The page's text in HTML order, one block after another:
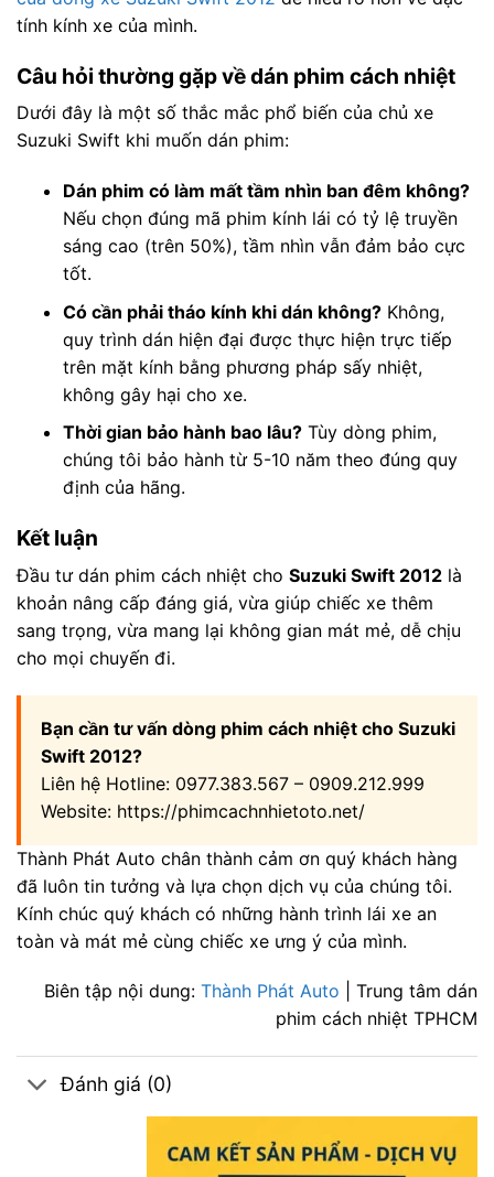
tính kính xe của mình.
Câu hỏi thường gặp về dán phim cách nhiệt
Dưới đây là một số thắc mắc phổ biến của chủ xe
Suzuki Swift khi muốn dán phim:
Dán phim có làm mất tầm nhìn ban đêm không?
Nếu chọn đúng mã phim kính lái có tỷ lệ truyền
sáng cao (trên 50%), tầm nhìn vẫn đảm bảo cực
tốt.
Có cần phải tháo kính khi dán không?Không,
quy trình dán hiện đại được thực hiện trực tiếp
trên mặt kính bằng phương pháp sấy nhiệt,
không gây hại cho xe.
Thời gian bảo hành bao lâu?Tùy dòng phim,
chúng tôi bảo hành từ 5-10 năm theo đúng quy
định của hãng.
Kết luận
Đầu tư dán phim cách nhiệt cho Suzuki Swift 2012 là
khoản nâng cấp đáng giá, vừa giúp chiếc xe thêm
sang trọng, vừa mang lại không gian mát mẻ, dễ chịu
cho mọi chuyến đi.
Bạn cần tư vấn dòng phim cách nhiệt cho Suzuki
Swift 2012?
Liên hệ Hotline: 0977.383.567 – 0909.212.999
Website: https://phimcachnhietoto.net/
Thành Phát Auto chân thành cảm ơn quý khách hàng
đã luôn tin tưởng và lựa chọn dịch vụ của chúng tôi.
Kính chúc quý khách có những hành trình lái xe an
toàn và mát mẻ cùng chiếc xe ưng ý của mình.
Biên tập nội dung: Thành Phát Auto | Trung tâm dán
phim cách nhiệt TPHCM
Đánh giá (0)